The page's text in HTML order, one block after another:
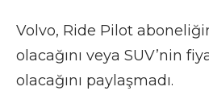
Volvo, Ride Pilot
olacağını veya SUV’nin
olacağını paylaşmadı.